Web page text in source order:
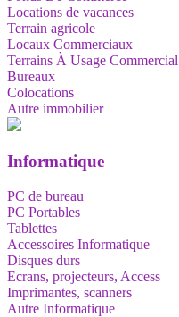
Locations de vacances
Terrain agricole
Locaux Commerciaux
Terrains À Usage Commercial
Bureaux
Colocations
Autre immobilier
Informatique
PC de bureau
PC Portables
Tablettes
Accessoires Informatique
Disques durs
Ecrans, projecteurs, Access
Imprimantes, scanners
Autre Informatique